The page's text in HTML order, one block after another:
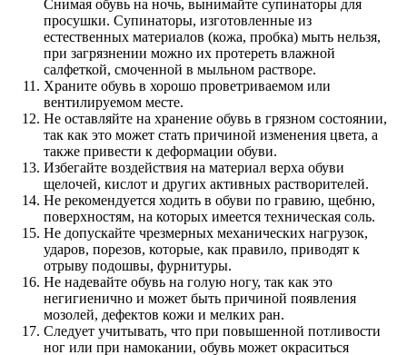
Снимая обувь на ночь, вынимайте супинаторы для
просушки. Супинаторы, изготовленные из
естественных материалов (кожа, пробка) мыть нельзя,
при загрязнении можно их протереть влажной
салфеткой, смоченной в мыльном растворе.
Храните обувь в хорошо проветриваемом или
вентилируемом месте.
Не оставляйте на хранение обувь в грязном состоянии,
так как это может стать причиной изменения цвета, а
также привести к деформации обуви.
Избегайте воздействия на материал верха обуви
щелочей, кислот и других активных растворителей.
Не рекомендуется ходить в обуви по гравию, щебню,
поверхностям, на которых имеется техническая соль.
Не допускайте чрезмерных механических нагрузок,
ударов, порезов, которые, как правило, приводят к
отрыву подошвы, фурнитуры.
Не надевайте обувь на голую ногу, так как это
негигиенично и может быть причиной появления
мозолей, дефектов кожи и мелких ран.
Следует учитывать, что при повышенной потливости
ног или при намокании, обувь может окраситься